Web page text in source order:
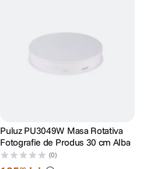
Puluz PU3049W Masa Rotativa
Fotografie de Produs 30 cm Alba
(0)